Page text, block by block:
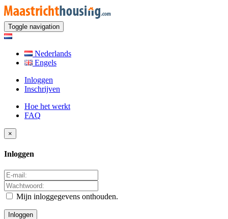
Toggle navigation
Nederlands
Engels
Inloggen
Inschrijven
Hoe het werkt
FAQ
×
Inloggen
Mijn inloggegevens onthouden.
Inloggen